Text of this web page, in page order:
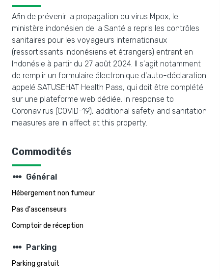
Afin de prévenir la propagation du virus Mpox, le
ministère indonésien de la Santé a repris les contrôles
sanitaires pour les voyageurs internationaux
(ressortissants indonésiens et étrangers) entrant en
Indonésie à partir du 27 août 2024. Il s'agit notamment
de remplir un formulaire électronique d'auto-déclaration
appelé SATUSEHAT Health Pass, qui doit être complété
sur une plateforme web dédiée. In response to
Coronavirus (COVID-19), additional safety and sanitation
measures are in effect at this property.
Commodités
steppers Général
Hébergement non fumeur
Pas d'ascenseurs
Comptoir de réception
steppers Parking
Parking gratuit